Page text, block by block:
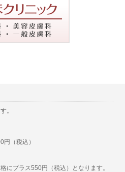
。
円（税込）
にプラス550円（税込）となります。